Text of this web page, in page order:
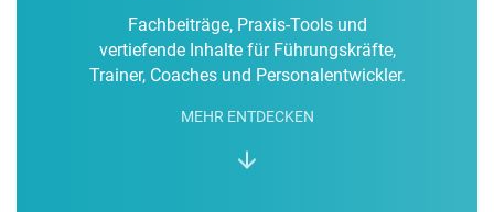
Fachbeiträge, Praxis-Tools und
vertiefende Inhalte für Führungskräfte,
Trainer, Coaches und Personalentwickler.
MEHR ENTDECKEN